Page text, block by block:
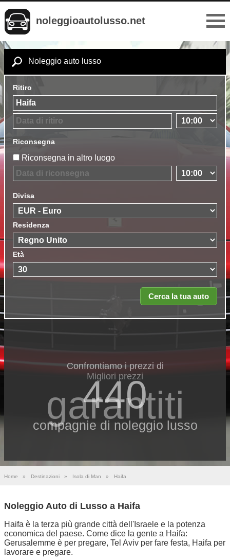
noleggioautolusso.net
Noleggio auto lusso
Ritiro
Riconsegna
Riconsegna in altro luogo
Divisa
Residenza
Età
Confrontiamo i prezzi di
440
compagnie di noleggio lusso
Migliori prezzi
garantiti
Home » Destinazioni » Isola di Man » Haifa
Noleggio Auto di Lusso a Haifa
Haifa è la terza più grande città dell'Israele e la potenza
economica del paese. Come dice la gente a Haifa:
Gerusalemme è per pregare, Tel Aviv per fare festa, Haifa per
lavorare e pregare.